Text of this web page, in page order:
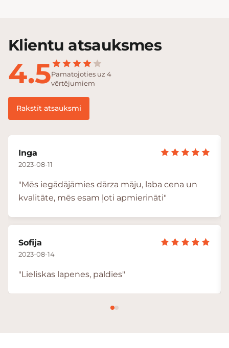
Klientu atsauksmes
4.5Pamatojoties uz 4
vērtējumiem
Rakstīt atsauksmi
Inga
2023-08-11
"Mēs iegādājāmies dārza māju, laba cena un
kvalitāte, mēs esam ļoti apmierināti"
Sofija
2023-08-14
"Lieliskas lapenes, paldies"